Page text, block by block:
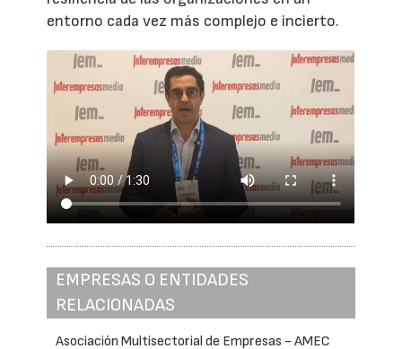
entorno cada vez más complejo e incierto.
EMPRESAS O ENTIDADES
RELACIONADAS
Asociación Multisectorial de Empresas - AMEC